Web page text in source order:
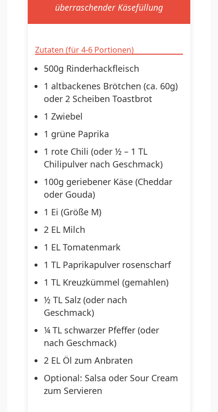
überraschender Käsefüllung
Zutaten (für 4-6 Portionen)
500g Rinderhackfleisch
1 altbackenes Brötchen (ca. 60g)
oder 2 Scheiben Toastbrot
1 Zwiebel
1 grüne Paprika
1 rote Chili (oder ½ – 1 TL
Chilipulver nach Geschmack)
100g geriebener Käse (Cheddar
oder Gouda)
1 Ei (Größe M)
2 EL Milch
1 EL Tomatenmark
1 TL Paprikapulver rosenscharf
1 TL Kreuzkümmel (gemahlen)
½ TL Salz (oder nach
Geschmack)
¼ TL schwarzer Pfeffer (oder
nach Geschmack)
2 EL Öl zum Anbraten
Optional: Salsa oder Sour Cream
zum Servieren